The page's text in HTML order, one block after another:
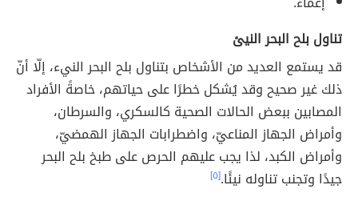
تناول بلح البحر النيئ
قد يستمع العديد من الأشخاص بتناول بلح البحر النيء، إلّا أنّ
ذلك غير صحيح وقد يُشكل خطرًا على حياتهم، خاصةً الأفراد
المصابين ببعض الحالات الصحية كالسكري، والسرطان،
وأمراض الجهاز المناعيّ، واضطرابات الجهاز الهمضيّ،
وأمراض الكبد، لذا يجب عليهم الحرص على طبخ بلح البحر
جيدًا وتجنب تناوله نيئًا.[٥]